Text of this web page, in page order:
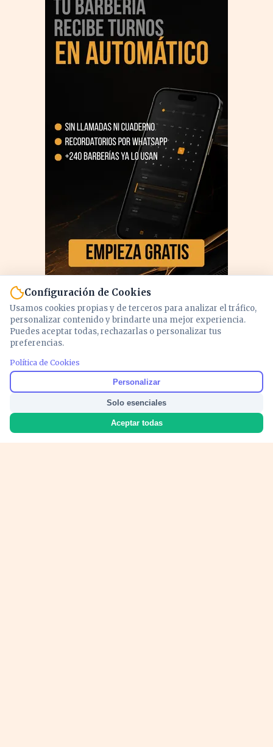
Configuración de Cookies
Usamos cookies propias y de terceros para analizar el tráfico,
personalizar contenido y brindarte una mejor experiencia.
Puedes aceptar todas, rechazarlas o personalizar tus
preferencias.
Política de Cookies
Personalizar
Solo esenciales
Aceptar todas